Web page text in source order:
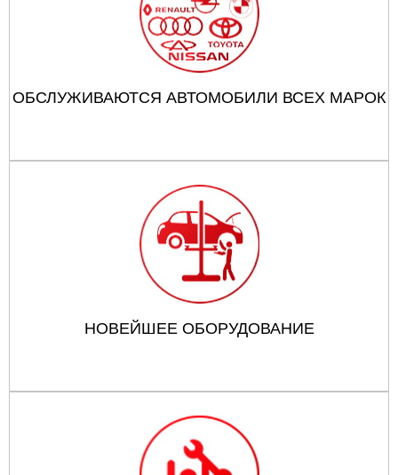
ОБСЛУЖИВАЮТСЯ АВТОМОБИЛИ ВСЕХ МАРОК
НОВЕЙШЕЕ ОБОРУДОВАНИЕ